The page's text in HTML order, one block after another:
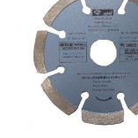
-Z1200